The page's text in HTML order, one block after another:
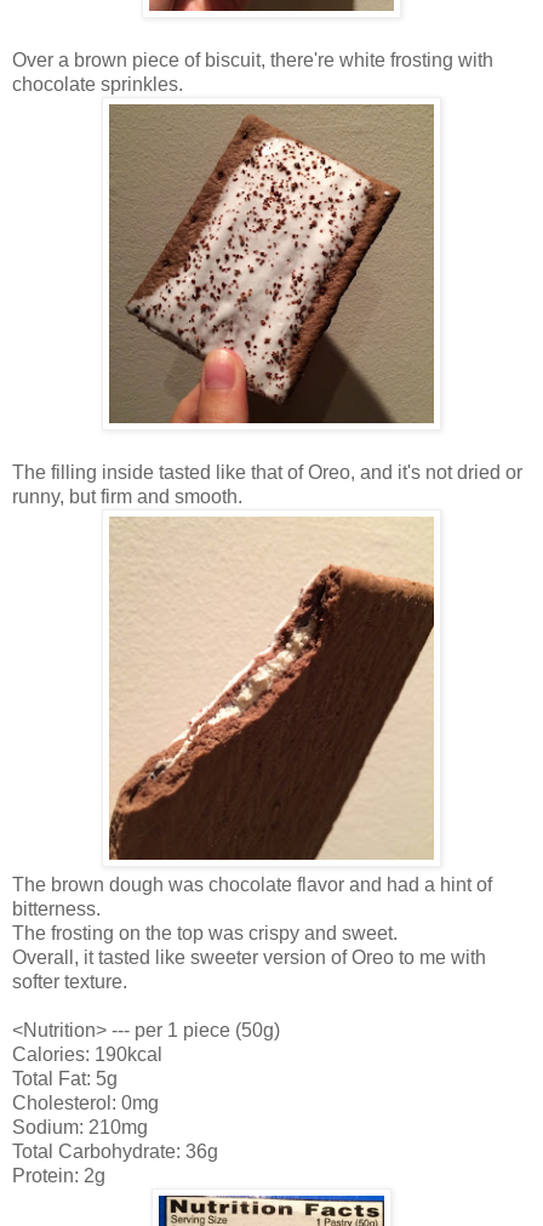
Over a brown piece of biscuit, there're white frosting with
chocolate sprinkles.
The filling inside tasted like that of Oreo, and it's not dried or
runny, but firm and smooth.
The brown dough was chocolate flavor and had a hint of
bitterness.
The frosting on the top was crispy and sweet.
Overall, it tasted like sweeter version of Oreo to me with
softer texture.
<Nutrition> --- per 1 piece (50g)
Calories: 190kcal
Total Fat: 5g
Cholesterol: 0mg
Sodium: 210mg
Total Carbohydrate: 36g
Protein: 2g